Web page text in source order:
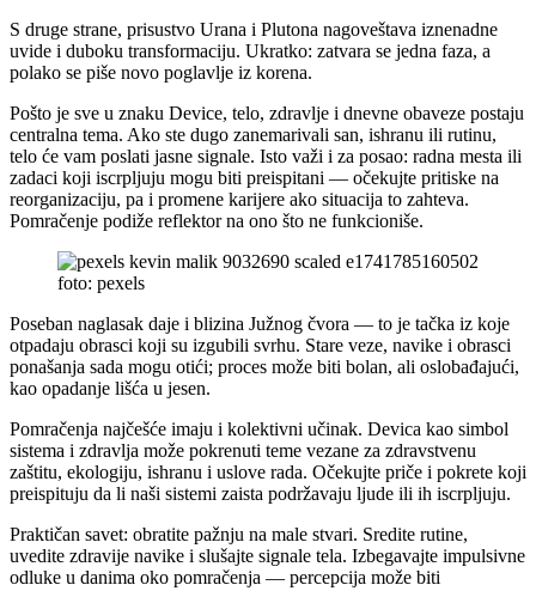
S druge strane, prisustvo Urana i Plutona nagoveštava iznenadne
uvide i duboku transformaciju. Ukratko: zatvara se jedna faza, a
polako se piše novo poglavlje iz korena.
Pošto je sve u znaku Device, telo, zdravlje i dnevne obaveze postaju
centralna tema. Ako ste dugo zanemarivali san, ishranu ili rutinu,
telo će vam poslati jasne signale. Isto važi i za posao: radna mesta ili
zadaci koji iscrpljuju mogu biti preispitani — očekujte pritiske na
reorganizaciju, pa i promene karijere ako situacija to zahteva.
Pomračenje podiže reflektor na ono što ne funkcioniše.
foto: pexels
Poseban naglasak daje i blizina Južnog čvora — to je tačka iz koje
otpadaju obrasci koji su izgubili svrhu. Stare veze, navike i obrasci
ponašanja sada mogu otići; proces može biti bolan, ali oslobađajući,
kao opadanje lišća u jesen.
Pomračenja najčešće imaju i kolektivni učinak. Devica kao simbol
sistema i zdravlja može pokrenuti teme vezane za zdravstvenu
zaštitu, ekologiju, ishranu i uslove rada. Očekujte priče i pokrete koji
preispituju da li naši sistemi zaista podržavaju ljude ili ih iscrpljuju.
Praktičan savet: obratite pažnju na male stvari. Sredite rutine,
uvedite zdravije navike i slušajte signale tela. Izbegavajte impulsivne
odluke u danima oko pomračenja — percepcija može biti